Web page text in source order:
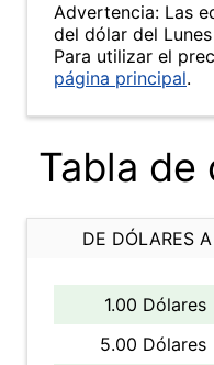
Advertencia: Las
del dólar del
Para utilizar el
página principal.
Tabla de
DE DÓLARES
1.00 Dólares
5.00 Dólares